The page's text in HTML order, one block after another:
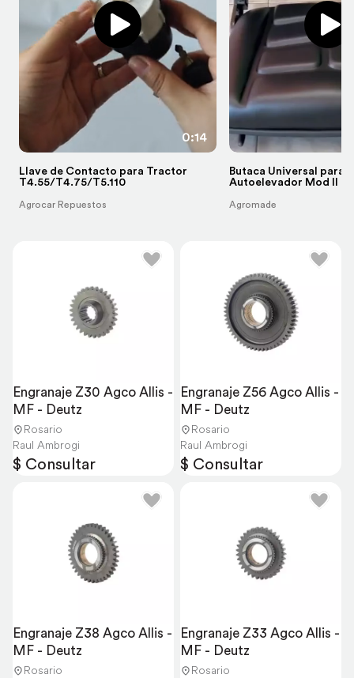
Engranaje Z30 Agco Allis -
MF - Deutz
Rosario
Raul Ambrogi
$ Consultar
Engranaje Z56 Agco Allis -
MF - Deutz
Rosario
Raul Ambrogi
$ Consultar
Engranaje Z38 Agco Allis -
MF - Deutz
Rosario
Engranaje Z33 Agco Allis -
MF - Deutz
Rosario
0:14
Llave de Contacto para Tractor
T4.55/T4.75/T5.110
Agrocar Repuestos
Butaca Universal para
Autoelevador Mod II
Agromade